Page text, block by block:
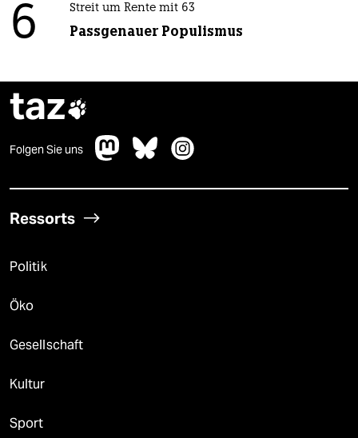
6 Streit um Rente mit 63
Passgenauer Populismus
taz
Folgen Sie uns
Ressorts
Politik
Öko
Gesellschaft
Kultur
Sport